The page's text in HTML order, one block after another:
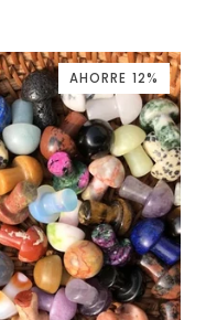
AHORRE 12%